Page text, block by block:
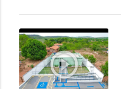
play_circle_outline